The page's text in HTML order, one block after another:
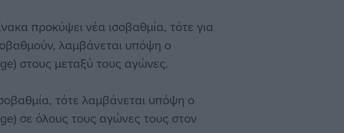
προκύψει νέα ισοβαθμία, τότε για
λαμβάνεται υπόψη ο
στους μεταξύ τους αγώνες.
τότε λαμβάνεται υπόψη ο
σε όλους τους αγώνες τους στον